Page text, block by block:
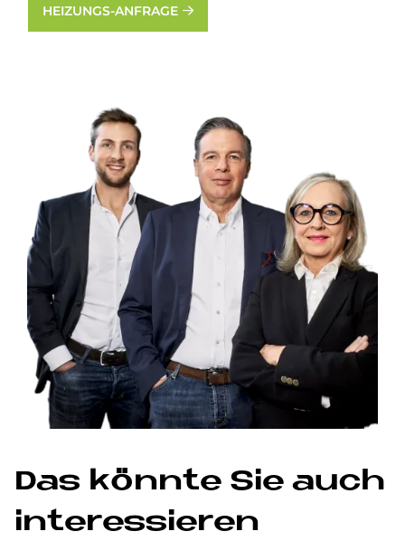
HEIZUNGS-ANFRAGE
Das könn­te Sie auch
in­ter­es­sie­ren